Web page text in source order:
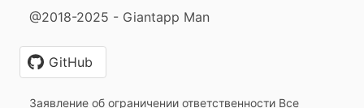
@2018-2025 - Giantapp Man
GitHub
Заявление об ограничении ответственности Все